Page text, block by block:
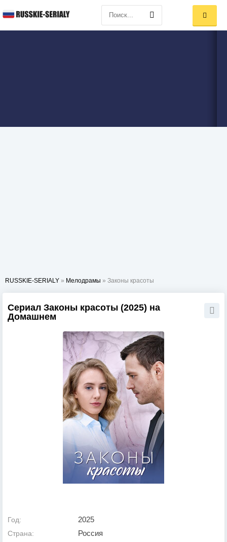
RUSSKIE-SERIALY » Мелодрамы » Законы красоты
Сериал Законы красоты (2025) на
Домашнем
Год: 2025
Страна: Россия